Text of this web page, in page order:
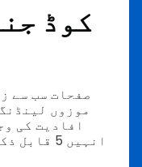
موزوں
افادیت کی
انہیں 5